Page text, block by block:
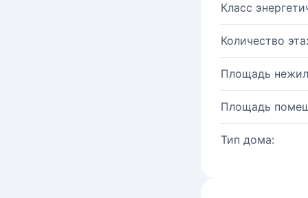
Класс
Количество
Площадь
Площадь
Тип дома: